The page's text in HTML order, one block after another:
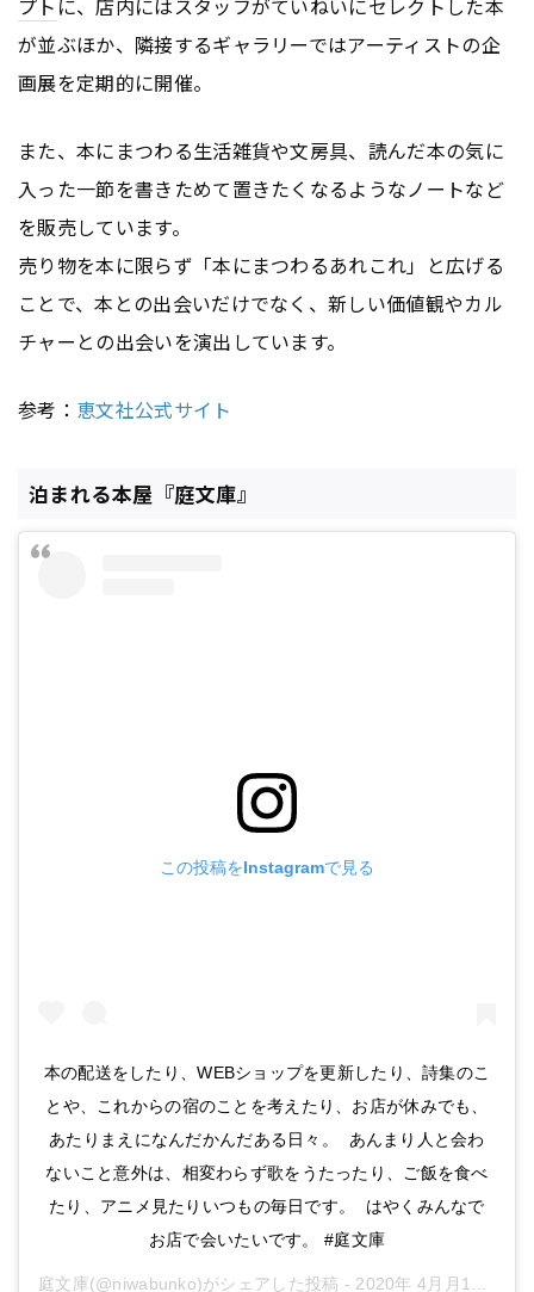
プト に、店内にはスタッフがていねいにセレクトした本
が並ぶほか、隣接するギャラリーではアーティストの企
画展を定期的に開催。
また、本にまつわる生活雑貨や文房具、読んだ本の気に
入った一節を書きためて置きたくなるようなノートなど
を販売しています。
売り物を本に限らず「本にまつわるあれこれ」と広げる
ことで、本との出会いだけでなく、新しい価値観やカル
チャーとの出会いを演出しています。
参考： 恵文社公式サイト
泊まれる本屋『庭文庫』
この投稿をInstagramで見る
本の配送をしたり、WEBショップを更新したり、詩集のこ
とや、これからの宿のことを考えたり、お店が休みでも、
あたりまえになんだかんだある日々。 あんまり人と会わ
ないこと意外は、相変わらず歌をうたったり、ご飯を食べ
たり、アニメ見たりいつもの毎日です。 はやくみんなで
お店で会いたいです。 #庭文庫
庭文庫(@niwabunko)がシェア した投稿 - 2020年 4月月18日午前2時40分PDT